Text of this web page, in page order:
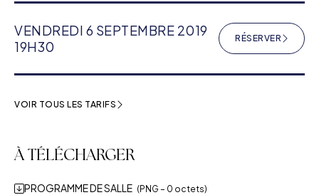
VENDREDI 6 SEPTEMBRE 2019
19H30
RÉSERVER(NOUVELLE
VOIR TOUS LES TARIFS
À TÉLÉCHARGER
PROGRAMME DE SALLE (PNG – 0 octets)